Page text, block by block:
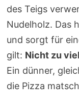
des Teigs
Nudelholz. Das
und sorgt für
gilt: Nicht zu
Ein dünner,
die Pizza